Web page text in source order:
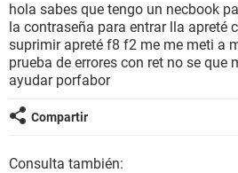
hola sabes que tengo un necbook
la contraseña para entrar lla apreté
suprimir apreté f8 f2 me me meti a
prueba de errores con ret no se que
ayudar porfabor
Compartir
Consulta también: